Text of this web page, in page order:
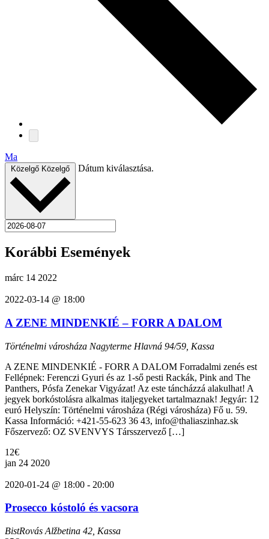
Ma
Közelgő Közelgő Dátum kiválasztása.
Korábbi Események
márc 14 2022
2022-03-14 @ 18:00
A ZENE MINDENKIÉ – FORR A DALOM
Történelmi városháza Nagyterme Hlavná 94/59, Kassa
A ZENE MINDENKIÉ - FORR A DALOM Forradalmi zenés est
Fellépnek: Ferenczi Gyuri és az 1-ső pesti Rackák, Pink and The
Panthers, Pósfa Zenekar Vigyázat! Az este táncházzá alakulhat! A
jegyek borkóstolásra alkalmas italjegyeket tartalmaznak! Jegyár: 12
euró Helyszín: Történelmi városháza (Régi városháza) Fő u. 59.
Kassa Információ: +421-55-623 36 43, info@thaliaszinhaz.sk
Főszervező: OZ SVENVYS Társszervező […]
12€
jan 24 2020
2020-01-24 @ 18:00 - 20:00
Prosecco kóstoló és vacsora
BistRovás Alžbetina 42, Kassa